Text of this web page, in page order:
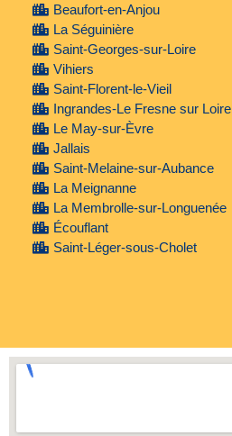
Beaufort-en-Anjou
La Séguinière
Saint-Georges-sur-Loire
Vihiers
Saint-Florent-le-Vieil
Ingrandes-Le Fresne sur Loire
Le May-sur-Èvre
Jallais
Saint-Melaine-sur-Aubance
La Meignanne
La Membrolle-sur-Longuenée
Écouflant
Saint-Léger-sous-Cholet